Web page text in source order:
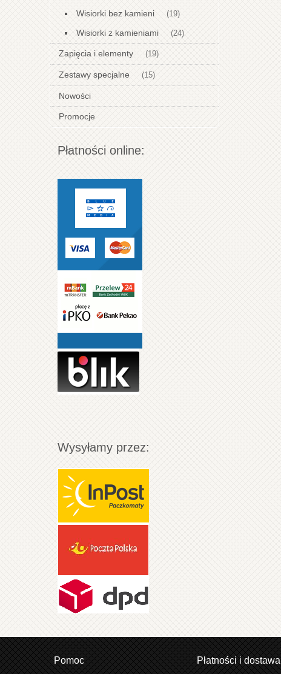
Wisiorki bez kamieni (19)
Wisiorki z kamieniami (24)
Zapięcia i elementy (19)
Zestawy specjalne (15)
Nowości
Promocje
Płatności online:
Wysyłamy przez:
Pomoc Płatności i dostawa